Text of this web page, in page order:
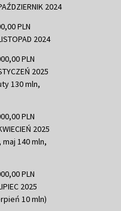
2024
PLN
2024
PLN
2025
130 mln,
PLN
2025
140 mln,
PLN
2025
10 mln)